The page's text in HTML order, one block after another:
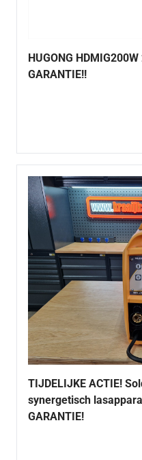
HUGONG
GARANTIE!!
TIJDELIJKE ACTIE!
synergetisch
GARANTIE!